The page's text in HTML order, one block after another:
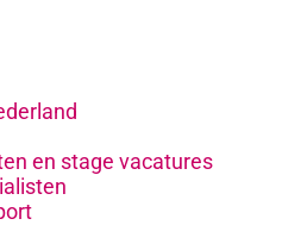
en stage vacatures